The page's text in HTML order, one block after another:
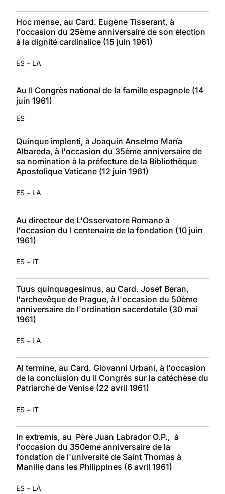
Hoc mense, au Card. Eugène Tisserant, à
l'occasion du 25ème anniversaire de son élection
à la dignité cardinalice (15 juin 1961)
ES - LA
Au II Congrès national de la famille espagnole (14
juin 1961)
ES
Quinque implenti, à Joaquín Anselmo María
Albareda, à l'occasion du 35ème anniversaire de
sa nomination à la préfecture de la Bibliothèque
Apostolique Vaticane (12 juin 1961)
ES - LA
Au directeur de L'Osservatore Romano à
l'occasion du I centenaire de la fondation (10 juin
1961)
ES - IT
Tuus quinquagesimus, au Card. Josef Beran,
l'archevêque de Prague, à l'occasion du 50ème
anniversaire de l'ordination sacerdotale (30 mai
1961)
ES - LA
Al termine, au Card. Giovanni Urbani, à l'occasion
de la conclusion du II Congrès sur la catéchèse du
Patriarche de Venise (22 avril 1961)
ES - IT
In extremis, au Père Juan Labrador O.P., à
l'occasion du 350ème anniversaire de la
fondation de l'université de Saint Thomas à
Manille dans les Philippines (6 avril 1961)
ES - LA